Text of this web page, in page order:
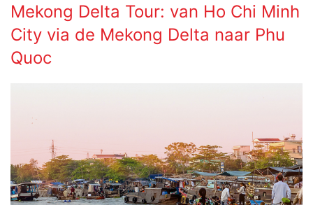
Mekong Delta Tour: van Ho Chi Minh
City via de Mekong Delta naar Phu
Quoc